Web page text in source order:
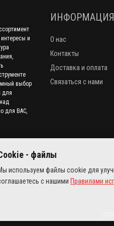
и
выбор
для
для ВАС,
ИНФОРМАЦИЯ
О нас
Контакты
Доставка и оплата
Связаться с нами
- файлы
используем файлы cookie для
с нашими Правилами